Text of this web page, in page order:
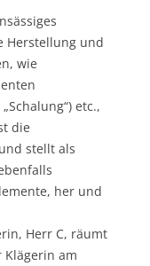
Herstellung und
wie
etc.,
die
stellt als
her und
Herr C, räumt
Klägerin am